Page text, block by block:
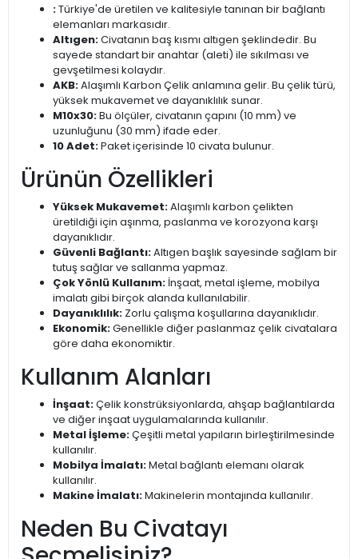
:Türkiye'de üretilen ve kalitesiyle tanınan bir bağlantı
elemanları markasıdır.
Altıgen:Civatanın baş kısmı altıgen şeklindedir. Bu
sayede standart bir anahtar (aleti) ile sıkılması ve
gevşetilmesi kolaydır.
AKB:Alaşımlı Karbon Çelik anlamına gelir. Bu çelik türü,
yüksek mukavemet ve dayanıklılık sunar.
M10x30:Bu ölçüler, civatanın çapını (10 mm) ve
uzunluğunu (30 mm) ifade eder.
10 Adet:Paket içerisinde 10 civata bulunur.
Ürünün Özellikleri
Yüksek Mukavemet:Alaşımlı karbon çelikten
üretildiği için aşınma, paslanma ve korozyona karşı
dayanıklıdır.
Güvenli Bağlantı:Altıgen başlık sayesinde sağlam bir
tutuş sağlar ve sallanma yapmaz.
Çok Yönlü Kullanım: İnşaat, metal işleme, mobilya
imalatı gibi birçok alanda kullanılabilir.
Dayanıklılık: Zorlu çalışma koşullarına dayanıklıdır.
Ekonomik:Genellikle diğer paslanmaz çelik civatalara
göre daha ekonomiktir.
Kullanım Alanları
İnşaat:Çelik konstrüksiyonlarda, ahşap bağlantılarda
ve diğer inşaat uygulamalarında kullanılır.
Metal İşleme:Çeşitli metal yapıların birleştirilmesinde
kullanılır.
Mobilya İmalatı:Metal bağlantı elemanı olarak
kullanılır.
Makine İmalatı:Makinelerin montajında kullanılır.
Neden Bu Civatayı